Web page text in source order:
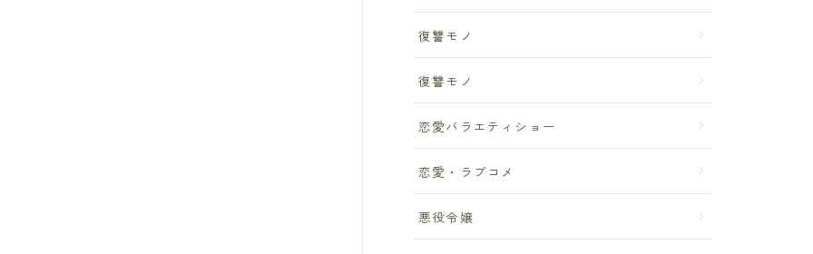
復讐モノ
復讐モノ
恋愛バラエティショー
恋愛・ラブコメ
悪役令嬢